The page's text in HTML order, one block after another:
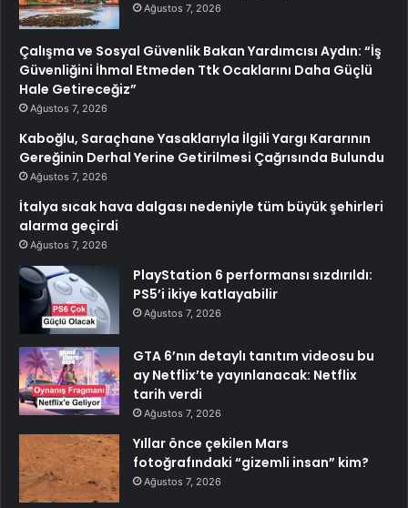
Ağustos 7, 2026
Çalışma ve Sosyal Güvenlik Bakan Yardımcısı Aydın: “İş
Güvenliğini İhmal Etmeden Ttk Ocaklarını Daha Güçlü
Hale Getireceğiz”
Ağustos 7, 2026
Kaboğlu, Saraçhane Yasaklarıyla İlgili Yargı Kararının
Gereğinin Derhal Yerine Getirilmesi Çağrısında Bulundu
Ağustos 7, 2026
İtalya sıcak hava dalgası nedeniyle tüm büyük şehirleri
alarma geçirdi
Ağustos 7, 2026
PlayStation 6 performansı sızdırıldı:
PS5’i ikiye katlayabilir
Ağustos 7, 2026
GTA 6’nın detaylı tanıtım videosu bu
ay Netflix’te yayınlanacak: Netflix
tarih verdi
Ağustos 7, 2026
Yıllar önce çekilen Mars
fotoğrafındaki “gizemli insan” kim?
Ağustos 7, 2026